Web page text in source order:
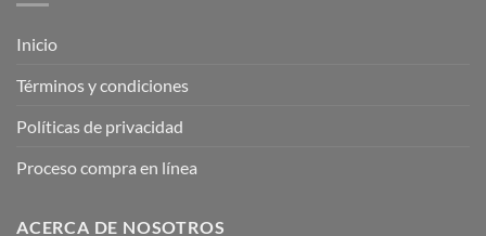
Inicio
Términos y condiciones
Políticas de privacidad
Proceso compra en línea
ACERCA DE NOSOTROS